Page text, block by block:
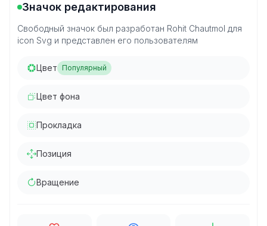
Значок редактирования
Свободный значок был разработан Rohit Chautmol для
icon Svg и представлен его пользователям
Цвет Популярный
Цвет фона
Прокладка
Позиция
Вращение